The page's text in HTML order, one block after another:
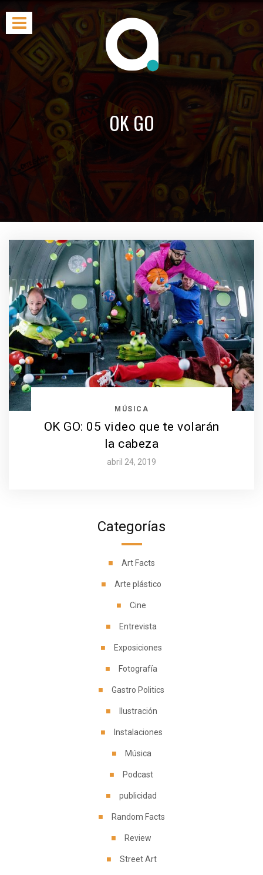
OK GO
Categorías
Art Facts
Arte plástico
Cine
Entrevista
Exposiciones
Fotografía
Gastro Politics
Ilustración
Instalaciones
Música
Podcast
publicidad
Random Facts
Review
Street Art
MÚSICA
OK GO: 05 video que te volarán
la cabeza
abril 24, 2019